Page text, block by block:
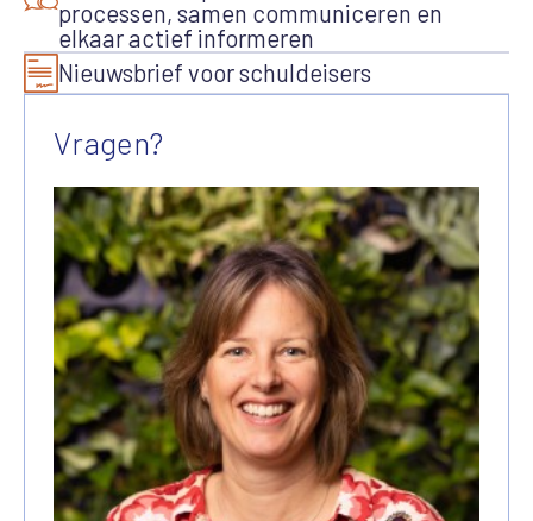
processen, samen communiceren en
elkaar actief informeren
Nieuwsbrief voor schuldeisers
Vragen?